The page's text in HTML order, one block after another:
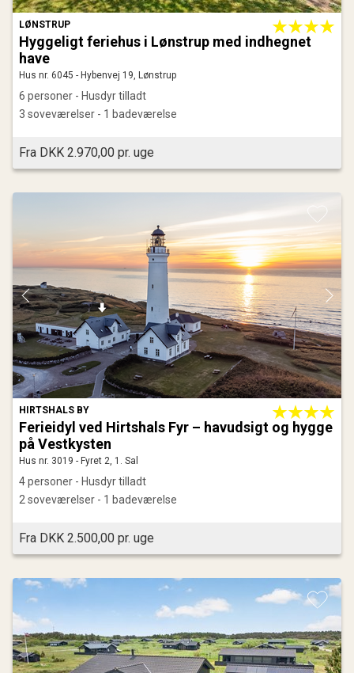
LØNSTRUP
Hyggeligt feriehus i Lønstrup med indhegnet
have
Hus nr. 6045 - Hybenvej 19, Lønstrup
6 personer - Husdyr tilladt
3 soveværelser - 1 badeværelse
Fra DKK 2.970,00 pr. uge
HIRTSHALS BY
Ferieidyl ved Hirtshals Fyr – havudsigt og hygge
på Vestkysten
Hus nr. 3019 - Fyret 2, 1. Sal
4 personer - Husdyr tilladt
2 soveværelser - 1 badeværelse
Fra DKK 2.500,00 pr. uge